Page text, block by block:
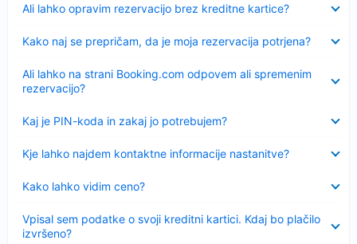
Ali lahko opravim rezervacijo brez kreditne kartice?
Kako naj se prepričam, da je moja rezervacija potrjena?
Ali lahko na strani Booking.com odpovem ali spremenim
rezervacijo?
Kaj je PIN-koda in zakaj jo potrebujem?
Kje lahko najdem kontaktne informacije nastanitve?
Kako lahko vidim ceno?
Vpisal sem podatke o svoji kreditni kartici. Kdaj bo plačilo
izvršeno?